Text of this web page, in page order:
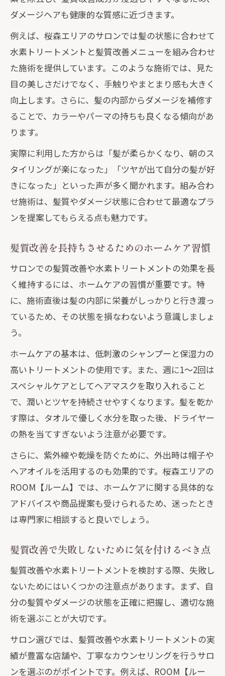
ダメージヘアも健康的な質感に近づきます。
例えば、桜森エリアのサロンでは髪の状態に合わせて
水素トリートメントと髪質改善メニューを組み合わせ
た施術を提供しています。このような施術では、見た
目の美しさだけでなく、手触りやまとまり感も大きく
向上します。さらに、髪の内部からダメージを補修す
ることで、カラーやパーマの持ちも良くなる傾向があ
ります。
実際に利用した方からは「髪が柔らかくなり、朝のス
タイリングが楽になった」「ツヤが出て自分の髪が好
きになった」といった声が多く聞かれます。組み合わ
せ施術は、髪質やダメージ状態に合わせて最適なプラ
ンを提案してもらえる点も魅力です。
髪質改善を長持ちさせるためのホームケア習慣
サロンでの髪質改善や水素トリートメントの効果を長
く維持するには、ホームケアの習慣が重要です。特
に、施術直後は髪の内部に栄養がしっかりと行き渡っ
ているため、その状態を損なわないよう意識しましょ
う。
ホームケアの基本は、低刺激のシャンプーと保湿力の
高いトリートメントの使用です。また、週に1〜2回は
スペシャルケアとしてヘアマスクを取り入れること
で、潤いとツヤを持続させやすくなります。髪を乾か
す際は、タオルで優しく水分を取った後、ドライヤー
の熱を当てすぎないよう注意が必要です。
さらに、紫外線や乾燥を防ぐために、外出時は帽子や
ヘアオイルを活用するのも効果的です。桜森エリアの
ROOM【ルーム】では、ホームケアに関する具体的な
アドバイスや商品提案も受けられるため、迷ったとき
は専門家に相談すると良いでしょう。
髪質改善で失敗しないために気を付けるべき点
髪質改善や水素トリートメントを検討する際、失敗し
ないためにはいくつかの注意点があります。まず、自
分の髪質やダメージの状態を正確に把握し、適切な施
術を選ぶことが大切です。
サロン選びでは、髪質改善や水素トリートメントの実
績が豊富な店舗や、丁寧なカウンセリングを行うサロ
ンを選ぶのがポイントです。例えば、ROOM【ルー